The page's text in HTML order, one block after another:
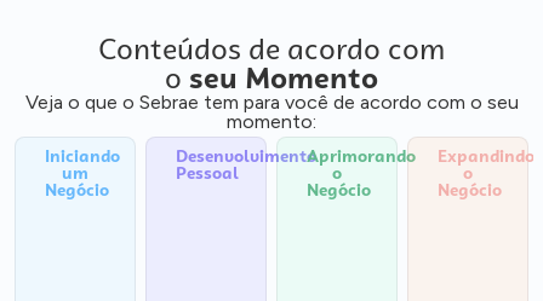
Conteúdos de acordo com
o seu Momento
Veja o que o Sebrae tem para você de acordo com o seu
momento:
Iniciando
um
Negócio
Desenvolvimento
Pessoal
Aprimorando
o
Negócio
Expandindo
o
Negócio